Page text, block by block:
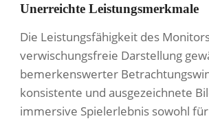
Unerreichte Leistungsmerkmale
Die Leistungsfähigkeit des
verwischungsfreie Darstellung
bemerkenswerter
konsistente und ausgezeichnete
immersive Spielerlebnis sowohl